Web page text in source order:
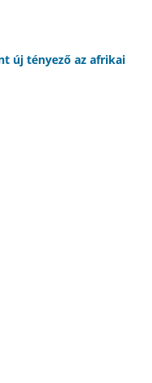
új tényező az afrikai